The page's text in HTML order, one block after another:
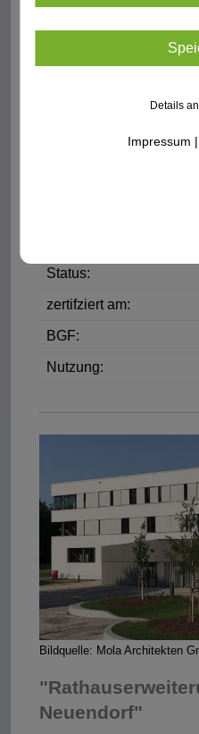
"Center for
Microbes"
Status:
zertifziert am:
BGF:
Nutzung:
Bildquelle: Mola Architekten
Neuendorf"
Details
Impressum |